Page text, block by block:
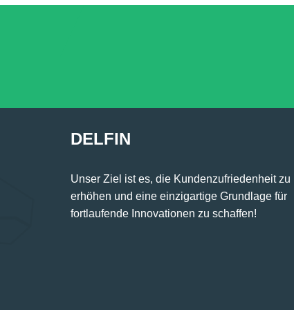
DELFIN
Unser Ziel ist es, die Kundenzufriedenheit zu
erhöhen und eine einzigartige Grundlage für
fortlaufende Innovationen zu schaffen!